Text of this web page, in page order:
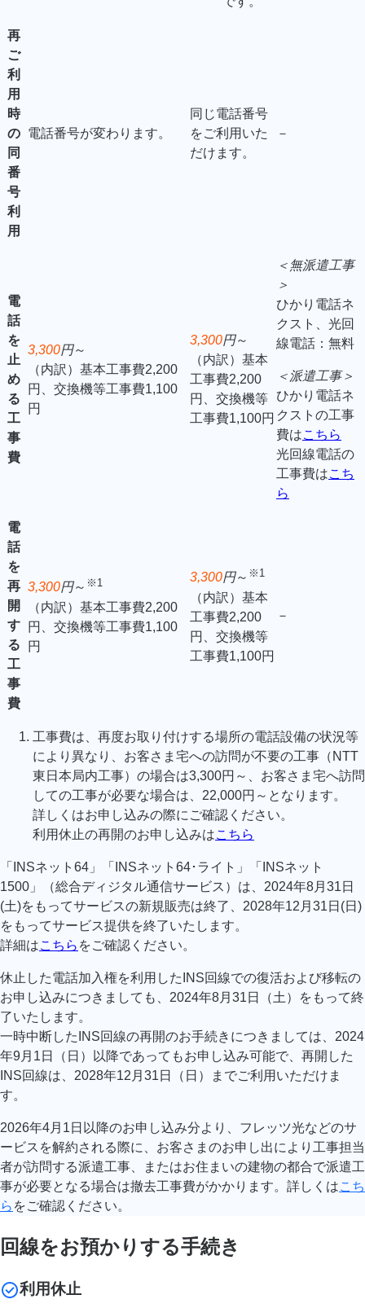
再
ご
利
用
時
の
同
番
号
利
用
電話番号が変わります。
同じ電話番号
をご利用いた
だけます。
－
電
話
を
止
め
る
工
事
費
3,300円～
（内訳）基本工事費2,200
円、交換機等工事費1,100
円
3,300円～
（内訳）基本
工事費2,200
円、交換機等
工事費1,100円
＜無派遣工事
＞
ひかり電話ネ
クスト、光回
線電話：無料
＜派遣工事＞
ひかり電話ネ
クストの工事
費はこちら
光回線電話の
工事費はこち
ら
電
話
を
再
開
す
る
工
事
費
3,300円～ ※1
（内訳）基本工事費2,200
円、交換機等工事費1,100
円
3,300円～ ※1
（内訳）基本
工事費2,200
円、交換機等
工事費1,100円
－
工事費は、再度お取り付けする場所の電話設備の状況等
により異なり、お客さま宅への訪問が不要の工事（NTT
東日本局内工事）の場合は3,300円～、お客さま宅へ訪問
しての工事が必要な場合は、22,000円～となります。
詳しくはお申し込みの際にご確認ください。
利用休止の再開のお申し込みはこちら
「INSネット64」「INSネット64･ライト」「INSネット
1500」（総合ディジタル通信サービス）は、2024年8月31日
(土)をもってサービスの新規販売は終了、2028年12月31日(日)
をもってサービス提供を終了いたします。
詳細はこちら をご確認ください。
休止した電話加入権を利用したINS回線での復活および移転の
お申し込みにつきましても、2024年8月31日（土）をもって終
了いたします。
一時中断したINS回線の再開のお手続きにつきましては、2024
年9月1日（日）以降であってもお申し込み可能で、再開した
INS回線は、2028年12月31日（日）までご利用いただけま
す。
2026年4月1日以降のお申し込み分より、フレッツ光などのサ
ービスを解約される際に、お客さまのお申し出により工事担当
者が訪問する派遣工事、またはお住まいの建物の都合で派遣工
事が必要となる場合は撤去工事費がかかります。詳しくはこち
ら をご確認ください。
回線をお預かりする手続き
利用休止